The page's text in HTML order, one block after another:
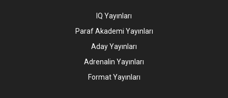
IQ Yayınları
Paraf Akademi Yayınları
Aday Yayınları
Adrenalin Yayınları
Format Yayınları